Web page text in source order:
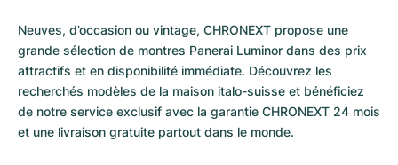
Neuves, d’occasion ou vintage, CHRONEXT propose une
grande sélection de montres Panerai Luminor dans des prix
attractifs et en disponibilité immédiate. Découvrez les
recherchés modèles de la maison italo-suisse et bénéficiez
de notre service exclusif avec la garantie CHRONEXT 24 mois
et une livraison gratuite partout dans le monde.